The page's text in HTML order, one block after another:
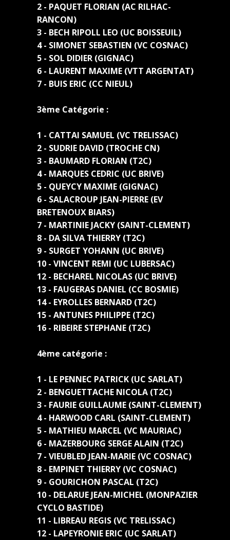
2 - PAQUET FLORIAN (AC RILHAC-
RANCON)
3 - BECH RIPOLL LEO (UC BOISSEUIL)
4 - SIMONET SEBASTIEN (VC COSNAC)
5 - SOL DIDIER (GIGNAC)
6 - LAURENT MAXIME (VTT ARGENTAT)
7 - BUIS ERIC (CC NIEUL)
3ème Catégorie :
1 - CATTAI SAMUEL (VC TRELISSAC)
2 - SUDRIE DAVID (TROCHE CN)
3 - BAUMARD FLORIAN (T2C)
4 - MARQUES CEDRIC (UC BRIVE)
5 - QUEYCY MAXIME (GIGNAC)
6 - SALACROUP JEAN-PIERRE (EV
BRETENOUX BIARS)
7 - MARTINIE JACKY (SAINT-CLEMENT)
8 - DA SILVA THIERRY (T2C)
9 - SURGET YOHANN (UC BRIVE)
10 - VINCENT REMI (UC LUBERSAC)
12 - BECHAREL NICOLAS (UC BRIVE)
13 - FAUGERAS DANIEL (CC BOSMIE)
14 - EYROLLES BERNARD (T2C)
15 - ANTUNES PHILIPPE (T2C)
16 - RIBEIRE STEPHANE (T2C)
4ème catégorie :
1 - LE PENNEC PATRICK (UC SARLAT)
2 - BENGUETTACHE NICOLA (T2C)
3 - FAURIE GUILLAUME (SAINT-CLEMENT)
4 - HARWOOD CARL (SAINT-CLEMENT)
5 - MATHIEU MARCEL (VC MAURIAC)
6 - MAZERBOURG SERGE ALAIN (T2C)
7 - VIEUBLED JEAN-MARIE (VC COSNAC)
8 - EMPINET THIERRY (VC COSNAC)
9 - GOURICHON PASCAL (T2C)
10 - DELARUE JEAN-MICHEL (MONPAZIER
CYCLO BASTIDE)
11 - LIBREAU REGIS (VC TRELISSAC)
12 - LAPEYRONIE ERIC (UC SARLAT)